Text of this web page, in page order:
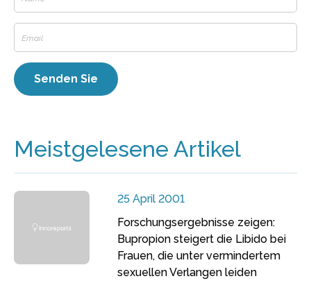
Meistgelesene Artikel
25 April 2001
Forschungsergebnisse zeigen:
Bupropion steigert die Libido bei
Frauen, die unter vermindertem
sexuellen Verlangen leiden